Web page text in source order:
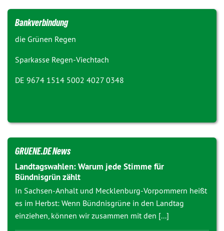
Bankverbindung
die Grünen Regen
Sparkasse Regen-Viechtach
DE 9674 1514 5002 4027 0348
GRUENE.DE News
Landtagswahlen: Warum jede Stimme für
Bündnisgrün zählt
In Sachsen-Anhalt und Mecklenburg-Vorpommern heißt
es im Herbst: Wenn Bündnisgrüne in den Landtag
einziehen, können wir zusammen mit den [...]